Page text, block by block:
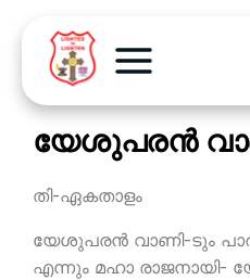
യേശുപരന്‍
തി-ഏകതാളം
യേശുപരന്‍ വാണി-ടും
എന്നും മഹാ രാജനായി-